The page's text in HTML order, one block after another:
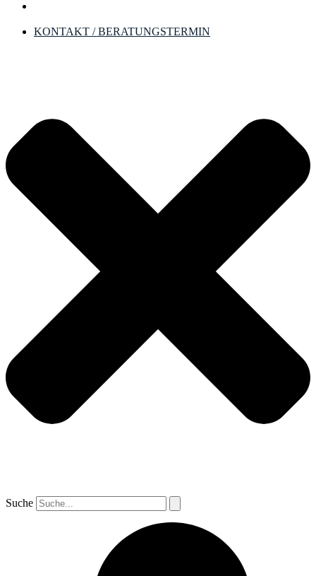
KONTAKT / BERATUNGSTERMIN
Suche